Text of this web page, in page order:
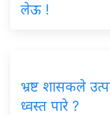
लेऊ !
भ्रष्ट शासकले
ध्वस्त पारे ?